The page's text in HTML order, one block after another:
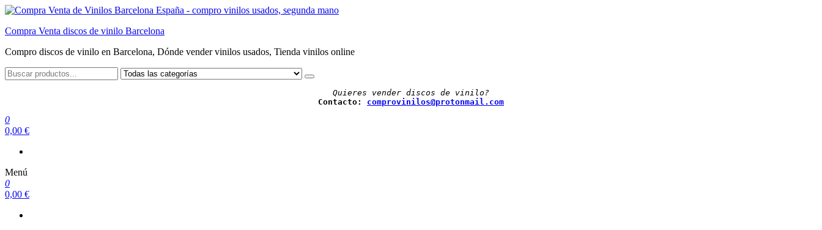
Saltar
contenido
Compra Venta discos de vinilo Barcelona
Compro discos de vinilo en Barcelona, Dónde vender vinilos usados, Tienda vinilos online
Quieres vender discos de vinilo?
Contacto: comprovinilos@protonmail.com
0
0,00 €
Menú
0
0,00 €